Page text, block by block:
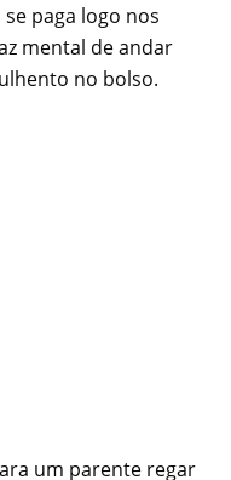
paga logo nos
mental de andar
no bolso.
um parente regar